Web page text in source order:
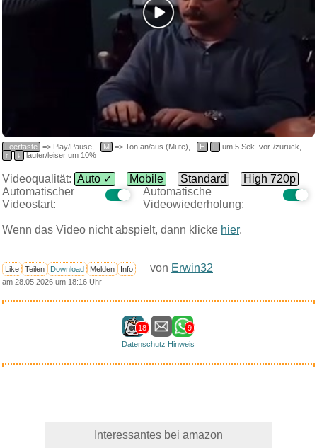
Leertaste => Play/Pause, M => Ton an/aus (Mute), H L
um 5 Sek. vor-/zurück,
↑
↓ lauter/leiser um 10%
Videoqualität: Auto ✓ Mobile Standard
High 720p
Automatischer
Videostart:
Automatische
Videowiederholung:
Wenn das Video nicht abspielt, dann klicke hier.
Like Teilen Download Melden Info von Erwin32
am 28.05.2026 um 18:16 Uhr
18
9
Datenschutz Hinweis
Interessantes bei amazon